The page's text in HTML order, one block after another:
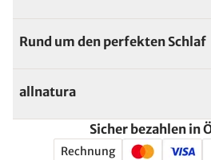
Rund um den perfekten Schlaf
allnatura
Sicher bezahlen in
Rechnung